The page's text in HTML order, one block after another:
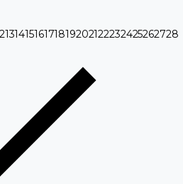
13141516171819202122232425262728